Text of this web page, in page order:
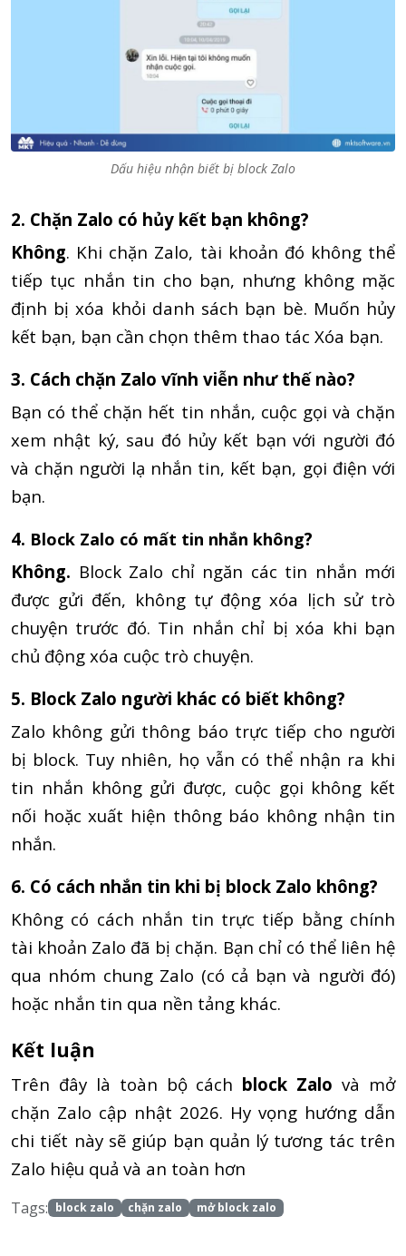
Dấu hiệu nhận biết bị block Zalo
2. Chặn Zalo có hủy kết bạn không?
Không. Khi chặn Zalo, tài khoản đó không thể
tiếp tục nhắn tin cho bạn, nhưng không mặc
định bị xóa khỏi danh sách bạn bè. Muốn hủy
kết bạn, bạn cần chọn thêm thao tác Xóa bạn.
3. Cách chặn Zalo vĩnh viễn như thế nào?
Bạn có thể chặn hết tin nhắn, cuộc gọi và chặn
xem nhật ký, sau đó hủy kết bạn với người đó
và chặn người lạ nhắn tin, kết bạn, gọi điện với
bạn.
4. Block Zalo có mất tin nhắn không?
Không. Block Zalo chỉ ngăn các tin nhắn mới
được gửi đến, không tự động xóa lịch sử trò
chuyện trước đó. Tin nhắn chỉ bị xóa khi bạn
chủ động xóa cuộc trò chuyện.
5. Block Zalo người khác có biết không?
Zalo không gửi thông báo trực tiếp cho người
bị block. Tuy nhiên, họ vẫn có thể nhận ra khi
tin nhắn không gửi được, cuộc gọi không kết
nối hoặc xuất hiện thông báo không nhận tin
nhắn.
6. Có cách nhắn tin khi bị block Zalo không?
Không có cách nhắn tin trực tiếp bằng chính
tài khoản Zalo đã bị chặn. Bạn chỉ có thể liên hệ
qua nhóm chung Zalo (có cả bạn và người đó)
hoặc nhắn tin qua nền tảng khác.
Kết luận
Trên đây là toàn bộ cách block Zalo và mở
chặn Zalo cập nhật 2026. Hy vọng hướng dẫn
chi tiết này sẽ giúp bạn quản lý tương tác trên
Zalo hiệu quả và an toàn hơn
Tags: block zalo chặn zalo mở block zalo